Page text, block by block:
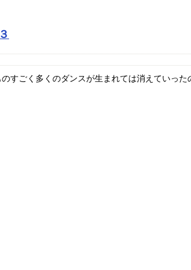
すごく多くのダンスが生まれては消えていっ